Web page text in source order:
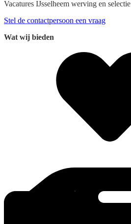
Vacatures IJsselheem werving en selectie
Stel de contactpersoon een vraag
Wat wij bieden